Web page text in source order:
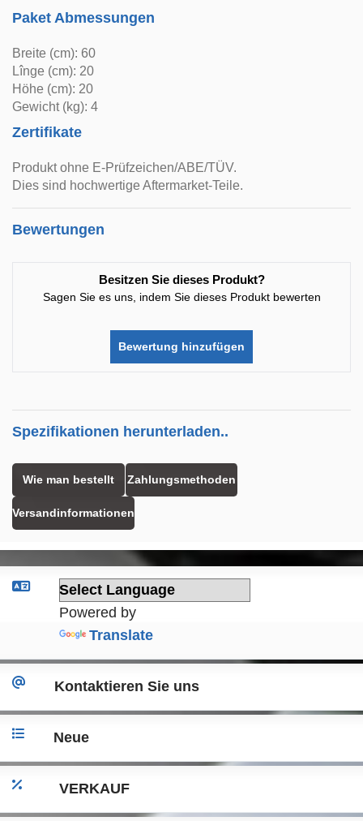
Paket Abmessungen
Breite (cm): 60
Lînge (cm): 20
Höhe (cm): 20
Gewicht (kg): 4
Zertifikate
Produkt ohne E-Prüfzeichen/ABE/TÜV.
Dies sind hochwertige Aftermarket-Teile.
Bewertungen
Besitzen Sie dieses Produkt?
Sagen Sie es uns, indem Sie dieses Produkt bewerten
Bewertung hinzufügen
Spezifikationen herunterladen..
Wie man bestellt Zahlungsmethoden
Versandinformationen
Powered by
Translate
Kontaktieren Sie uns
Neue
VERKAUF